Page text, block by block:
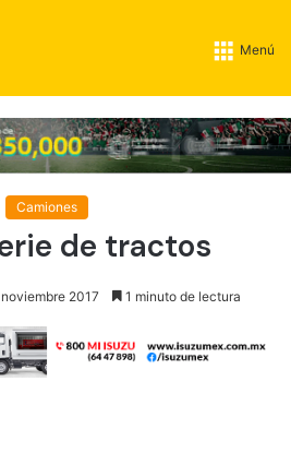
Menú
Camiones
de tractos
2017 1 minuto de lectura